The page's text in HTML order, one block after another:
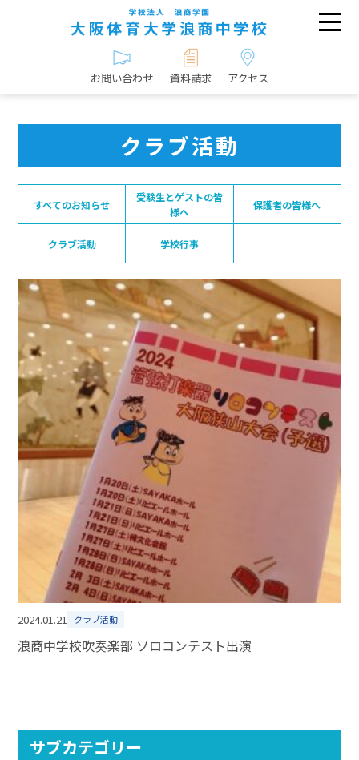
お問い合わせ 資料請求 アクセス
クラブ活動
すべてのお知らせ
受験生とゲストの皆
様へ
保護者の皆様へ
クラブ活動 学校行事
2024.01.21 クラブ活動
浪商中学校吹奏楽部 ソロコンテスト出演
サブカテゴリー